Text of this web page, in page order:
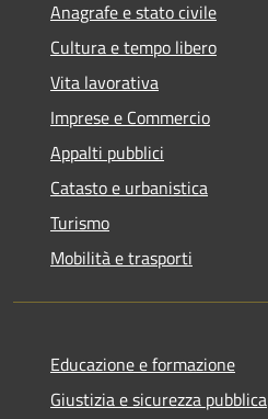
Anagrafe e stato civile
Cultura e tempo libero
Vita lavorativa
Imprese e Commercio
Appalti pubblici
Catasto e urbanistica
Turismo
Mobilità e trasporti
Educazione e formazione
Giustizia e sicurezza pubblica